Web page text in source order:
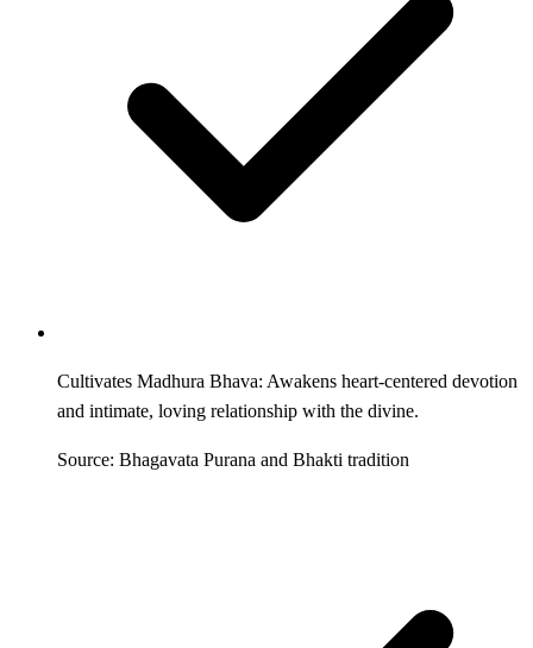
Cultivates Madhura Bhava: Awakens heart-centered devotion
and intimate, loving relationship with the divine.
Source: Bhagavata Purana and Bhakti tradition